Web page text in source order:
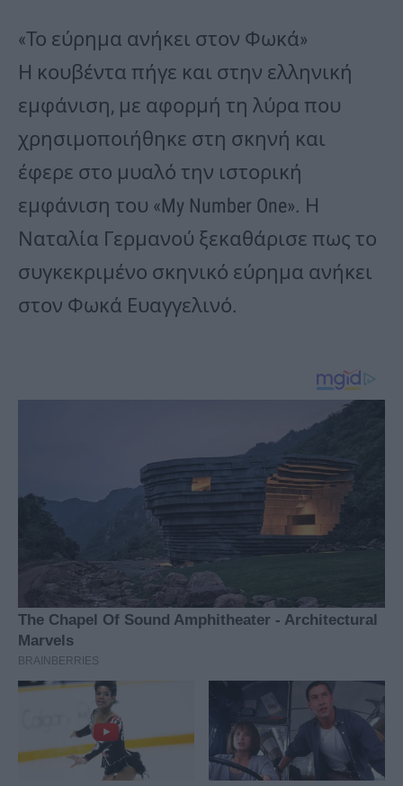
«Το εύρημα ανήκει στον Φωκά»
Η κουβέντα πήγε και στην ελληνική
εμφάνιση, με αφορμή τη λύρα που
χρησιμοποιήθηκε στη σκηνή και
έφερε στο μυαλό την ιστορική
εμφάνιση του «My Number One». Η
Ναταλία Γερμανού ξεκαθάρισε πως το
συγκεκριμένο σκηνικό εύρημα ανήκει
στον Φωκά Ευαγγελινό.